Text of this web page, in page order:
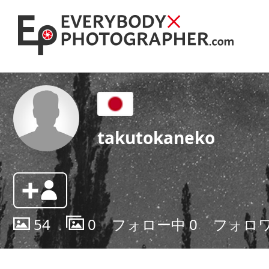
takutokaneko
54 0 フォロー中0 フォロ